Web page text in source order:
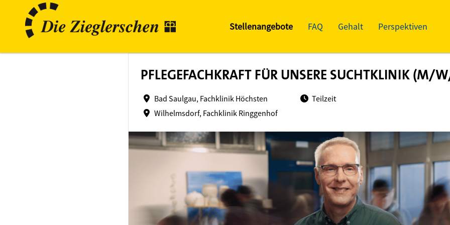
Stellenangebote FAQ Gehalt Perspektiven
PFLEGEFACHKRAFT FÜR UNSERE SUCHTKLINIK (M/
Bad Saulgau, Fachklinik Höchsten
Wilhelmsdorf, Fachklinik Ringgenhof
Teilzeit